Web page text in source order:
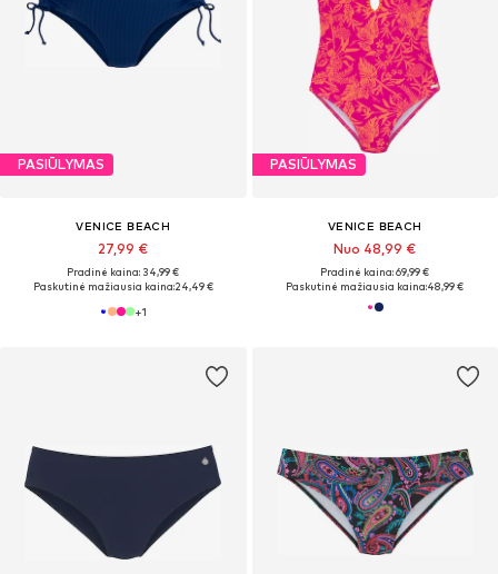
PASIŪLYMAS
VENICE BEACH
27,99 €
Pradinė kaina: 34,99 €
Paskutinė mažiausia kaina:24,49 €
+1
PASIŪLYMAS
VENICE BEACH
Nuo 48,99 €
Pradinė kaina: 69,99 €
Paskutinė mažiausia kaina:48,99 €